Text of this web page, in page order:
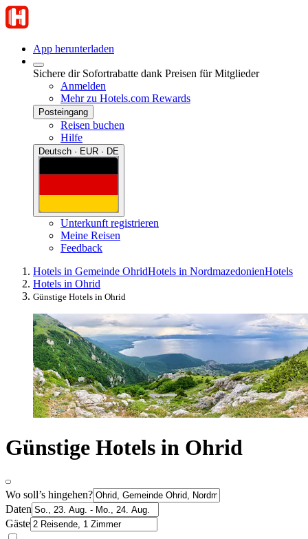
App herunterladen
Sichere dir Sofortrabatte dank Preisen für Mitglieder
Anmelden
Mehr zu Hotels.com Rewards
Posteingang
Reisen buchen
Hilfe
Deutsch · EUR · DE
Unterkunft registrieren
Meine Reisen
Feedback
Hotels in Gemeinde OhridHotels in NordmazedonienHotels
Hotels in Ohrid
Günstige Hotels in Ohrid
Günstige Hotels in Ohrid
Wo soll’s hingehen?
Daten
Gäste